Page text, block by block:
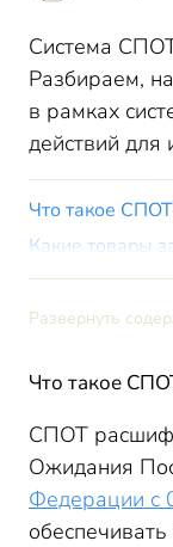
Система
Разбираем,
в рамках
действий для
Что такое
Какие товары
Какие
Как работать
Развернуть
Что такое
СПОТ
Ожидания
Федерации с